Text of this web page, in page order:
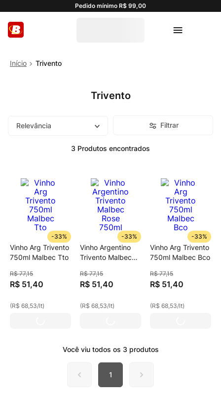
Pedido mínimo R$ 99,00
Trivento
Trivento
Relevância Filtrar
3 Produtos
-33%
Vinho Arg Trivento
750ml Malbec Tto
R$ 77,15
R$ 51,40
(R$ 68,53/lt)
-33%
Vinho Argentino
Trivento Malbec
R$ 77,15
R$ 51,40
(R$ 68,53/lt)
-33%
Vinho Arg Trivento
750ml Malbec Bco
R$ 77,15
R$ 51,40
(R$ 68,53/lt)
Você viu todos os 3 produtos
1